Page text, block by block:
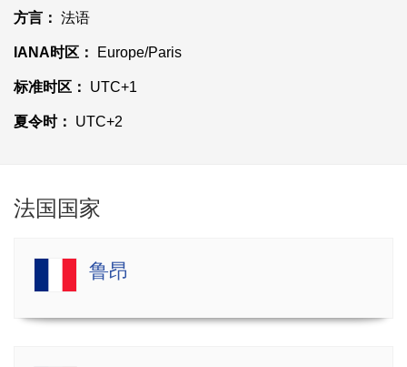
方言： 法语
IANA时区： Europe/Paris
标准时区： UTC+1
夏令时： UTC+2
法国国家
鲁昂